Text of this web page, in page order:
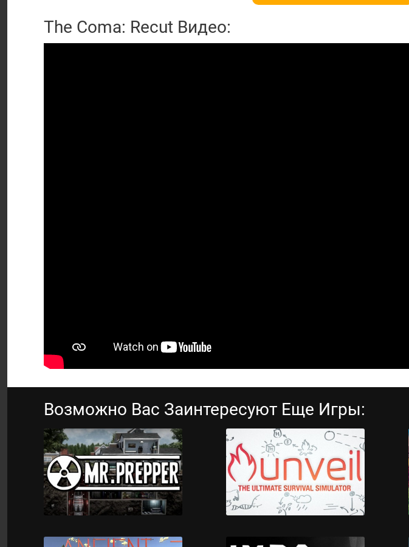
The Coma: Recut Видео:
Возможно Вас Заинтересуют Еще Игры: